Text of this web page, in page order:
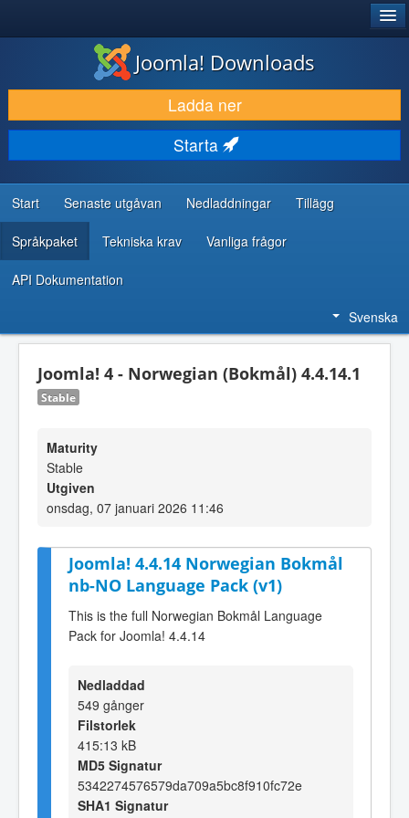
LADDA NER & UTÖKA
UPPTÄCK & LÄR
GEMENSKAP & SUPPORT
RESURSER FÖR UTVECKLARE
Joomla! Downloads
Ladda ner
Starta
Start Senaste utgåvan Nedladdningar Tillägg
Språkpaket Tekniska krav Vanliga frågor
API Dokumentation
Svenska
Joomla! 4 - Norwegian (Bokmål) 4.4.14.1
Stable
Maturity
Stable
Utgiven
onsdag, 07 januari 2026 11:46
Joomla! 4.4.14 Norwegian Bokmål
nb-NO Language Pack (v1)
This is the full Norwegian Bokmål Language
Pack for Joomla! 4.4.14
Nedladdad
549 gånger
Filstorlek
415:13 kB
MD5 Signatur
5342274576579da709a5bc8f910fc72e
SHA1 Signatur